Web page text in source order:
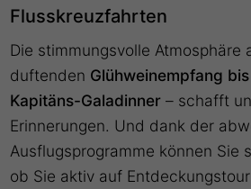
Flusskreuzfahrten
Die stimmungsvolle Atmosphäre
duftenden Glühweinempfang
Kapitäns-Galadinner – schafft
Erinnerungen. Und dank der
Ausflugsprogramme können Sie
ob Sie aktiv auf